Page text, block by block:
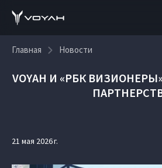
Главная Новости
VOYAH И «РБК
21 мая 2026 г.